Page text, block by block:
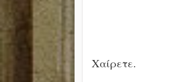
Χαίρετε.